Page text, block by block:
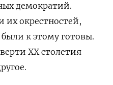
демократий.
их окрестностей,
к этому готовы.
XXстолетия